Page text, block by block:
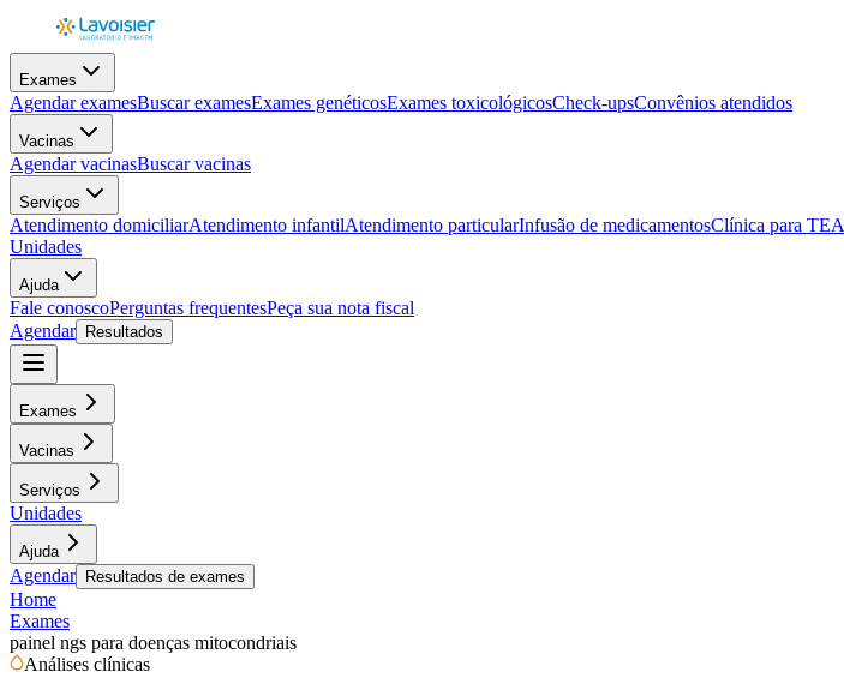
Exames
Agendar examesBuscar examesExames genéticosExames toxicológicosCheck-upsConvênios atendidos
Vacinas
Agendar vacinasBuscar vacinas
Serviços
Atendimento domiciliarAtendimento infantilAtendimento particularInfusão de medicamentosClínica para TEA
Unidades
Ajuda
Fale conoscoPerguntas frequentesPeça sua nota fiscal
Agendar
Resultados
Exames
Vacinas
Serviços
Unidades
Ajuda
Agendar Resultados de exames
Home
Exames
painel ngs para doenças mitocondriais
Análises clínicas